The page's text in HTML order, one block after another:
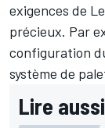
exigences de
précieux. Par
configuration
système de
Lire